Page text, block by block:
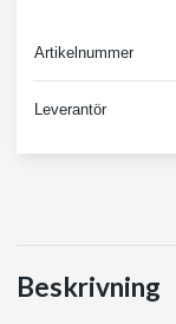
Artikelnummer
Leverantör
Beskrivning